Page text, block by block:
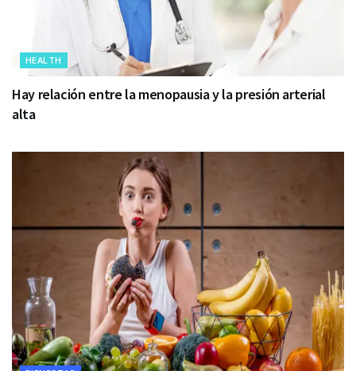
HEALTH
Hay relación entre la menopausia y la presión arterial
alta